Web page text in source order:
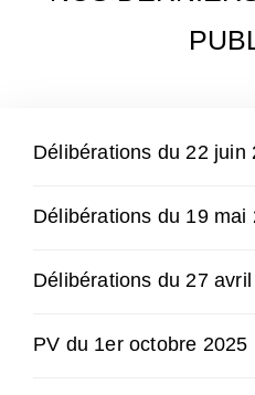
Délibérations du 22 juin
Délibérations du 19 mai
Délibérations du 27
PV du 1er octobre 2025